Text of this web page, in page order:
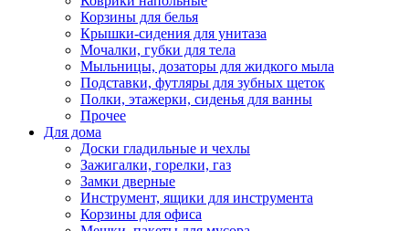
Корзины для белья
Крышки-сидения для унитаза
Мочалки, губки для тела
Мыльницы, дозаторы для жидкого мыла
Подставки, футляры для зубных щеток
Полки, этажерки, сиденья для ванны
Прочее
Для дома
Доски гладильные и чехлы
Зажигалки, горелки, газ
Замки дверные
Инструмент, ящики для инструмента
Корзины для офиса